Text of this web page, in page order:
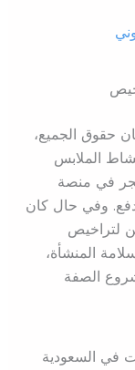
حقوق الجميع،
الملابس
في منصة
وفي حال كان
لتراخيص
المنشأة،
الصفة
في السعودية